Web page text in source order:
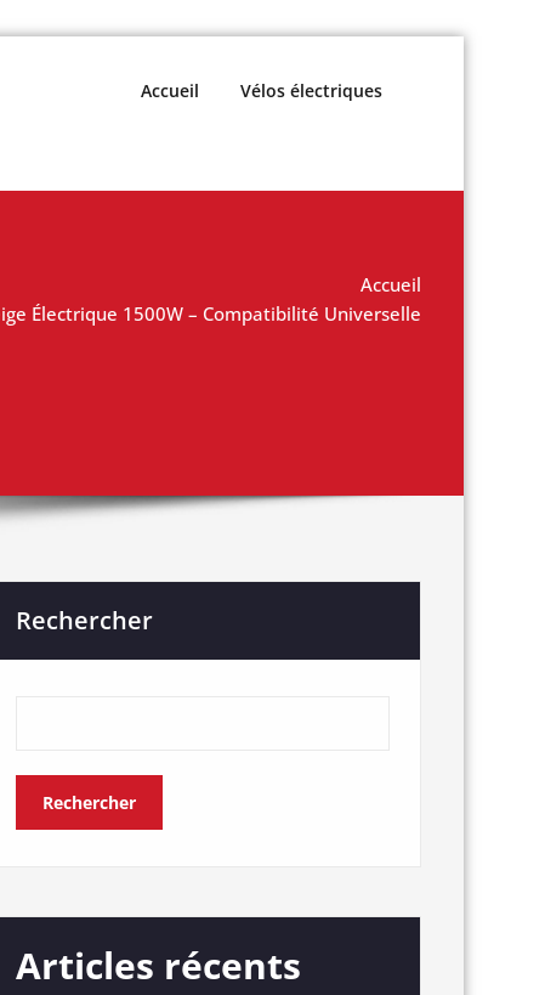
Accueil Vélos électriques
Accueil
Électrique 1500W – Compatibilité Universelle
Rechercher
Rechercher
Articles récents